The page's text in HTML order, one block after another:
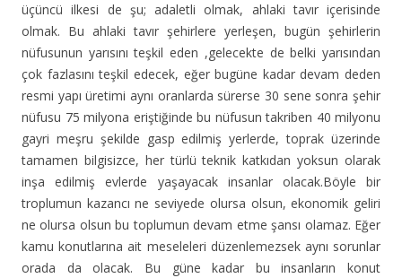
üçüncü ilkesi de şu; adaletli olmak, ahlaki tavır içerisinde
olmak. Bu ahlaki tavır şehirlere yerleşen, bugün şehirlerin
nüfusunun yarısını teşkil eden ,gelecekte de belki yarısından
çok fazlasını teşkil edecek, eğer bugüne kadar devam deden
resmi yapı üretimi aynı oranlarda sürerse 30 sene sonra şehir
nüfusu 75 milyona eriştiğinde bu nüfusun takriben 40 milyonu
gayri meşru şekilde gasp edilmiş yerlerde, toprak üzerinde
tamamen bilgisizce, her türlü teknik katkıdan yoksun olarak
inşa edilmiş evlerde yaşayacak insanlar olacak.Böyle bir
troplumun kazancı ne seviyede olursa olsun, ekonomik geliri
ne olursa olsun bu toplumun devam etme şansı olamaz. Eğer
kamu konutlarına ait meseleleri düzenlemezsek aynı sorunlar
orada da olacak. Bu güne kadar bu insanların konut